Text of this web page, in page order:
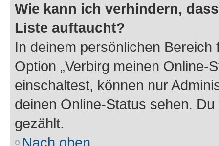
Wie kann ich verhindern,
Liste auftaucht?
In deinem persönlichen
Option „Verbirg meinen Online-
einschaltest, können nur
deinen Online-Status sehen.
gezählt.
Nach oben